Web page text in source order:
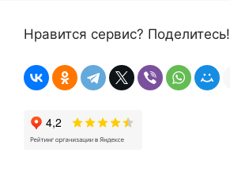
Нравится сервис? Поделитесь!